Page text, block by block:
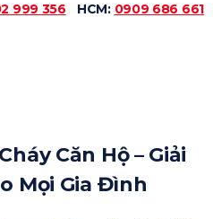
999 356 HCM: 0909 686 661
Căn Hộ – Giải
Mọi Gia Đình